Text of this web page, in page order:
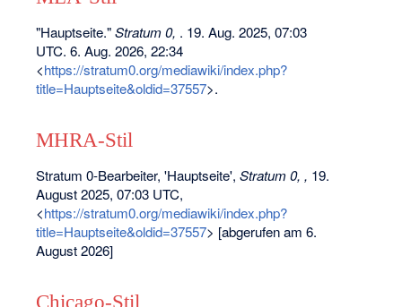
"Hauptseite."Stratum 0, . 19. Aug. 2025, 07:03
UTC. 6. Aug. 2026, 22:34
<https://stratum0.org/mediawiki/index.php?
title=Hauptseite&oldid=37557>.
MHRA-Stil
Stratum 0-Bearbeiter, 'Hauptseite',Stratum 0, , 19.
August 2025, 07:03 UTC,
<https://stratum0.org/mediawiki/index.php?
title=Hauptseite&oldid=37557> [abgerufen am 6.
August 2026]
Chicago-Stil